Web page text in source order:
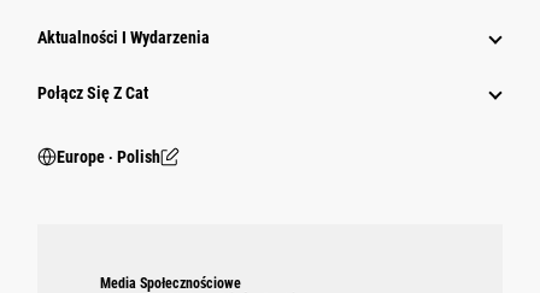
Aktualności I Wydarzenia
Połącz Się Z Cat
Europe ‧ Polish
Media Społecznościowe